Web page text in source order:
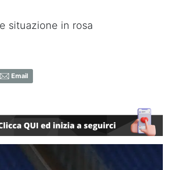
situazione in rosa
Email